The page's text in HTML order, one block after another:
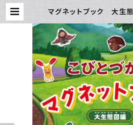
マグネットブック 大生
貨店》